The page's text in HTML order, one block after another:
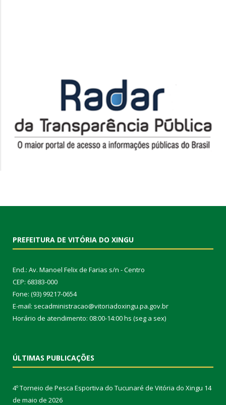
PREFEITURA DE VITÓRIA DO XINGU
End.: Av. Manoel Felix de Farias s/n - Centro
CEP: 68383-000
Fone: (93) 99217-0654
E-mail: secadministracao@vitoriadoxingu.pa.gov.br
Horário de atendimento: 08:00-14:00 hs (seg a sex)
ÚLTIMAS PUBLICAÇÕES
4º Torneio de Pesca Esportiva do Tucunaré de Vitória do Xingu 14
de maio de 2026